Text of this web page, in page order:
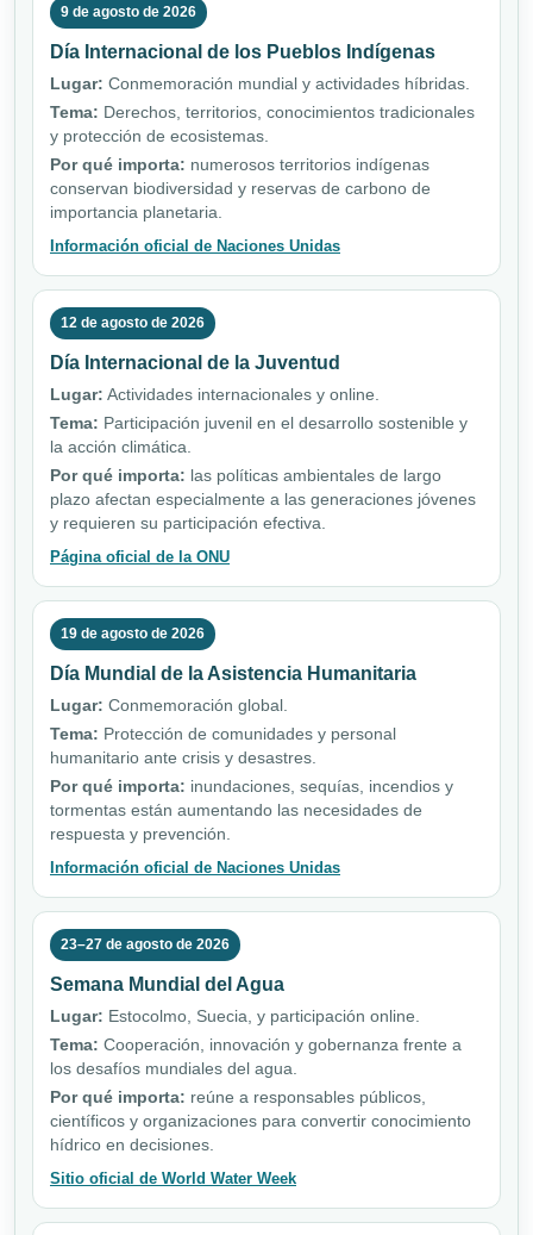
9 de agosto de 2026
Día Internacional de los Pueblos Indígenas
Lugar: Conmemoración mundial y actividades híbridas.
Tema: Derechos, territorios, conocimientos tradicionales
y protección de ecosistemas.
Por qué importa: numerosos territorios indígenas
conservan biodiversidad y reservas de carbono de
importancia planetaria.
Información oficial de Naciones Unidas
12 de agosto de 2026
Día Internacional de la Juventud
Lugar: Actividades internacionales y online.
Tema: Participación juvenil en el desarrollo sostenible y
la acción climática.
Por qué importa: las políticas ambientales de largo
plazo afectan especialmente a las generaciones jóvenes
y requieren su participación efectiva.
Página oficial de la ONU
19 de agosto de 2026
Día Mundial de la Asistencia Humanitaria
Lugar: Conmemoración global.
Tema: Protección de comunidades y personal
humanitario ante crisis y desastres.
Por qué importa: inundaciones, sequías, incendios y
tormentas están aumentando las necesidades de
respuesta y prevención.
Información oficial de Naciones Unidas
23–27 de agosto de 2026
Semana Mundial del Agua
Lugar: Estocolmo, Suecia, y participación online.
Tema: Cooperación, innovación y gobernanza frente a
los desafíos mundiales del agua.
Por qué importa: reúne a responsables públicos,
científicos y organizaciones para convertir conocimiento
hídrico en decisiones.
Sitio oficial de World Water Week